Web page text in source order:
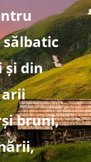
și din
bruni,